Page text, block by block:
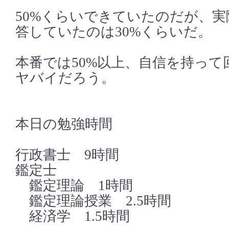
50%くらいできていたのだが、
答していたのは30%くらいだ。
本番では50%以上、自信を持っ
ヤバイだろう。
本日の勉強時間
行政書士 9時間
鑑定士
鑑定理論 1時間
鑑定理論授業 2.5時間
経済学 1.5時間